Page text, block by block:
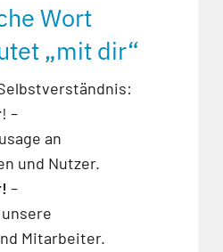
Wort
„mit dir“
! –
an
und Nutzer.
–
Mitarbeiter.